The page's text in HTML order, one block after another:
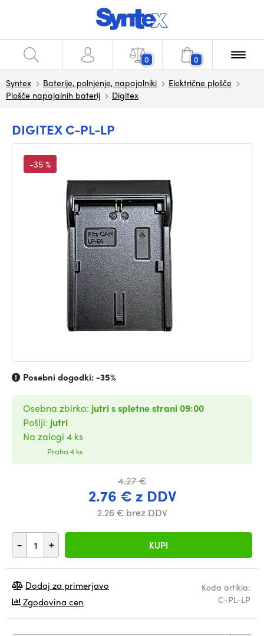
0 0
Syntex Baterije, polnjenje, napajalniki
Električne plošče
Plošče napajalnih baterij
Digitex
DIGITEX C-PL-LP
-35 %
Posebni dogodki:-35%
4.27 €
2.76 € z DDV
2.26 € brez DDV
- + KUPI
Osebna zbirka: jutri s spletne strani 09:00
Pošlji: jutri
Na zalogi 4 ks
Praha 4 ks
Koda artikla:
C-PL-LP
Dodaj za primerjavo
Zgodovina cen